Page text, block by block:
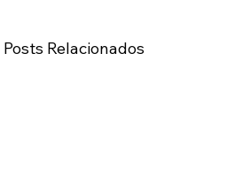
Posts Relacionados